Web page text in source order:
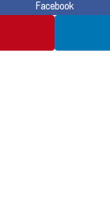
Facebook